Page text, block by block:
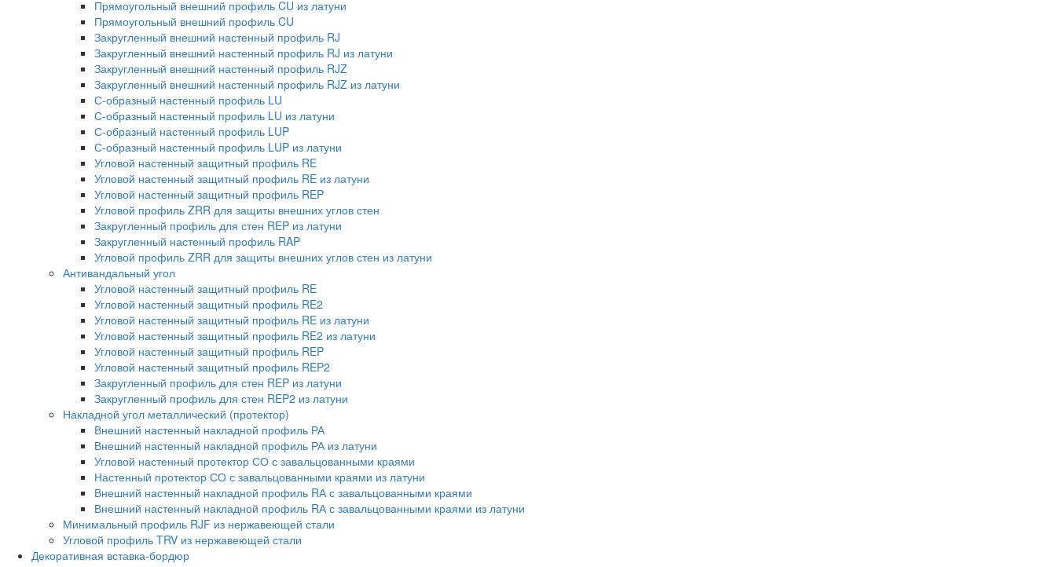
Прямоугольный внешний профиль CU из латуни
Прямоугольный внешний профиль CU
Закругленный внешний настенный профиль RJ
Закругленный внешний настенный профиль RJ из латуни
Закругленный внешний настенный профиль RJZ
Закругленный внешний настенный профиль RJZ из латуни
С-образный настенный профиль LU
С-образный настенный профиль LU из латуни
С-образный настенный профиль LUP
С-образный настенный профиль LUP из латуни
Угловой настенный защитный профиль RE
Угловой настенный защитный профиль RE из латуни
Угловой настенный защитный профиль REP
Угловой профиль ZRR для защиты внешних углов стен
Закругленный профиль для стен REP из латуни
Закругленный настенный профиль RAP
Угловой профиль ZRR для защиты внешних углов стен из латуни
Антивандальный угол
Угловой настенный защитный профиль RE
Угловой настенный защитный профиль RE2
Угловой настенный защитный профиль RE из латуни
Угловой настенный защитный профиль RE2 из латуни
Угловой настенный защитный профиль REP
Угловой настенный защитный профиль REP2
Закругленный профиль для стен REP из латуни
Закругленный профиль для стен REP2 из латуни
Накладной угол металлический (протектор)
Внешний настенный накладной профиль РА
Внешний настенный накладной профиль РА из латуни
Угловой настенный протектор СО с завальцованными краями
Настенный протектор СО с завальцованными краями из латуни
Внешний настенный накладной профиль RА с завальцованными краями
Внешний настенный накладной профиль RА с завальцованными краями из латуни
Минимальный профиль RJF из нержавеющей стали
Угловой профиль TRV из нержавеющей стали
Декоративная вставка-бордюр